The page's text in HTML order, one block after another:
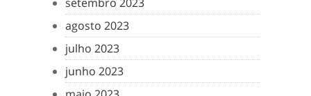
agosto 2023
julho 2023
junho 2023